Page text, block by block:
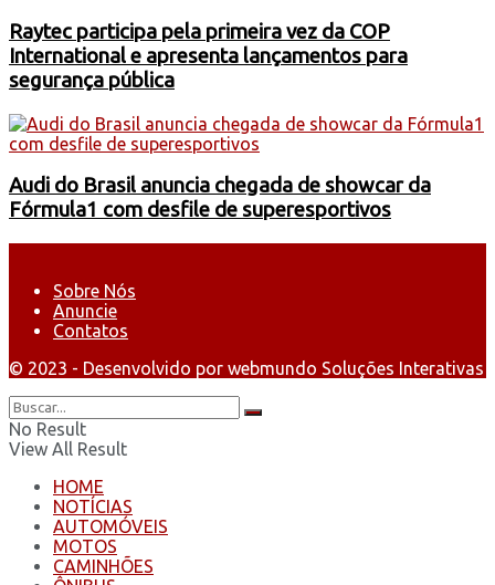
Raytec participa pela primeira vez da COP
International e apresenta lançamentos para
segurança pública
Audi do Brasil anuncia chegada de showcar da
Fórmula1 com desfile de superesportivos
Sobre Nós
Anuncie
Contatos
© 2023 - Desenvolvido por webmundo Soluções Interativas
No Result
View All Result
HOME
NOTÍCIAS
AUTOMÓVEIS
MOTOS
CAMINHÕES